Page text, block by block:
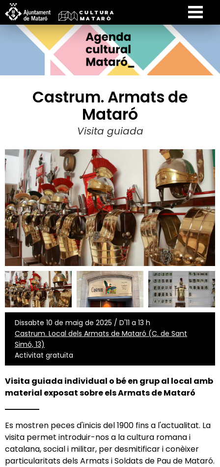
Castrum. Armats de
Mataró
Visita guiada
Dissabte 10 de maig de 2025 / D'11 a 13 h
Castrum. Local dels Armats de Mataró (C. de Sant
Simó, 13)
Activitat gratuïta
Visita guiada individual o bé en grup al local amb
material exposat sobre els Armats de Mataró
Es mostren peces d'inicis del 1900 fins a l'actualitat. La
visita permet introduir-nos a la cultura romana i
catalana, social i militar, per desmitificar i conèixer
particularitats dels Armats i Soldats de Pau de Mataró.